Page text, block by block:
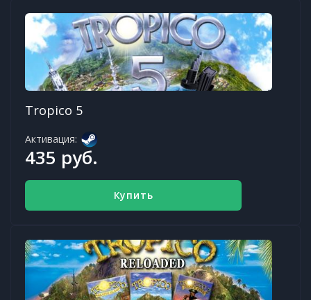
Tropico 5
Активация:
435 руб.
Купить